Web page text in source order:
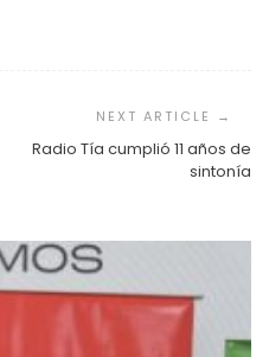
Radio Tía cumplió 11 años de
sintonía